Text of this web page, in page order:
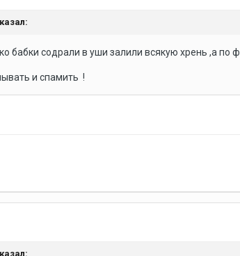
бабки содрали в уши залили всякую хрень ,а по
и спамить !